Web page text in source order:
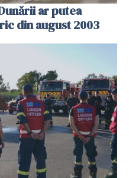
ar putea
din august 2003